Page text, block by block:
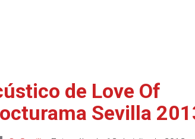
de Love Of
Sevilla